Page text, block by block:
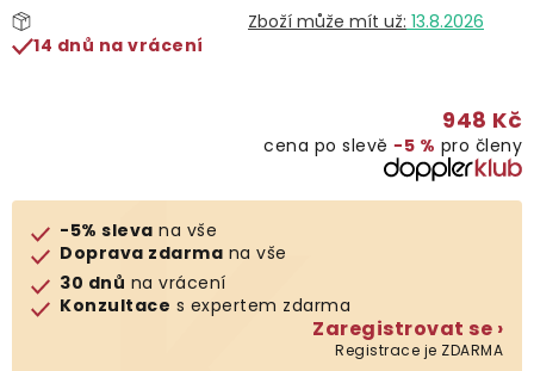
Klub výhod
Naše katalogy
13.8.2026
14 dnů na vrácení
948 Kč
cena po slevě −5 % pro členy
-5% sleva na vše
Doprava zdarma na vše
30 dnů na vrácení
Konzultace s expertem zdarma
Zaregistrovat se ›
Registrace je ZDARMA